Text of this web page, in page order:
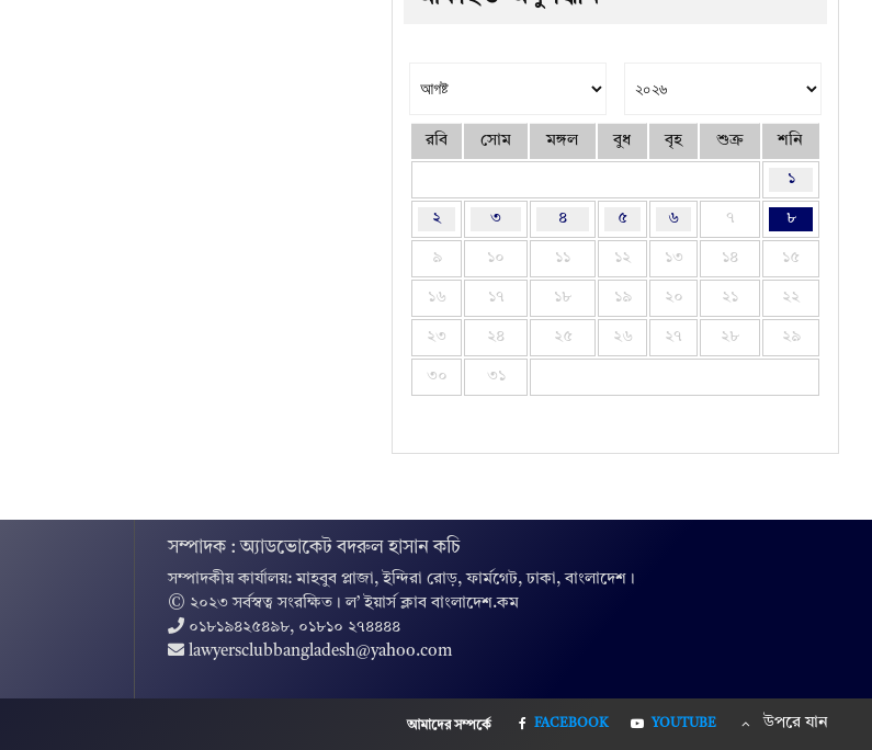
রবি সোম মঙ্গল বুধ বৃহ শুক্র শনি
১
২ ৩ ৪ ৫ ৬ ৭ ৮
৯ ১০ ১১ ১২ ১৩ ১৪ ১৫
১৬ ১৭ ১৮ ১৯ ২০ ২১ ২২
২৩ ২৪ ২৫ ২৬ ২৭ ২৮ ২৯
৩০ ৩১
সম্পাদক : অ্যাডভোকেট বদরুল হাসান কচি
সম্পাদকীয় কার্যালয়: মাহবুব প্লাজা, ইন্দিরা রোড়, ফার্মগেট, ঢাকা, বাংলাদেশ।
© ২০২৩ সর্বস্বত্ব সংরক্ষিত । ল’ ইয়ার্স ক্লাব বাংলাদেশ.কম
০১৮১৯৪২৫৪৯৮, ০১৮১০ ২৭৪৪৪৪
lawyersclubbangladesh@yahoo.com
আমাদের সম্পর্কে FACEBOOK YOUTUBE উপরে যান